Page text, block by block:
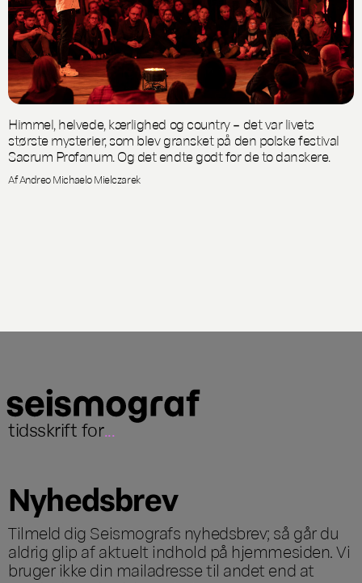
Himmel, helvede, kærlighed og country – det var livets
største mysterier, som blev gransket på den polske festival
Sacrum Profanum. Og det endte godt for de to danskere.
Af Andreo Michaelo Mielczarek
tidsskrift for...
Nyhedsbrev
Tilmeld dig Seismografs nyhedsbrev; så går du
aldrig glip af aktuelt indhold på hjemmesiden. Vi
bruger ikke din mailadresse til andet end at